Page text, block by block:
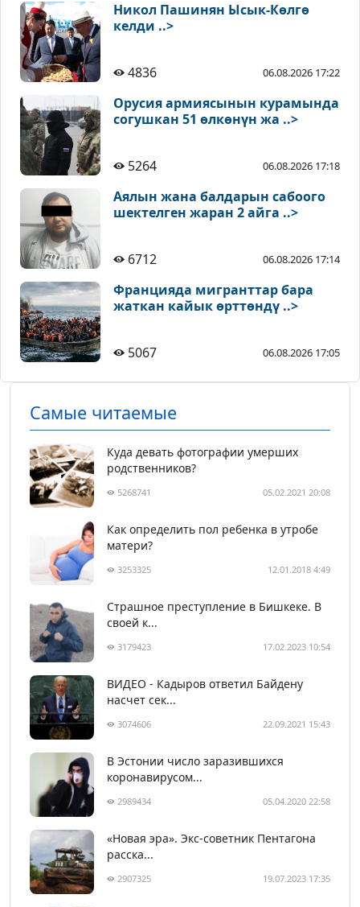
Никол Пашинян Ысык-Көлгө
келди ..>
4836 06.08.2026 17:22
Орусия армиясынын курамында
согушкан 51 өлкөнүн жа ..>
5264 06.08.2026 17:18
Аялын жана балдарын сабоого
шектелген жаран 2 айга ..>
6712 06.08.2026 17:14
Францияда мигранттар бара
жаткан кайык өрттөндү ..>
5067 06.08.2026 17:05
Самые читаемые
Куда девать фотографии умерших
родственников?
5268741 05.02.2021 20:08
Как определить пол ребенка в утробе
матери?
3253325 12.01.2018 4:49
Страшное преступление в Бишкеке. В
своей к...
3179423 17.02.2023 10:54
ВИДЕО - Кадыров ответил Байдену
насчет сек...
3074606 22.09.2021 15:43
В Эстонии число заразившихся
коронавирусом...
2989434 05.04.2020 22:58
«Новая эра». Экс-советник Пентагона
расска...
2907325 19.07.2023 17:35